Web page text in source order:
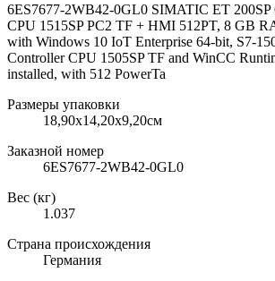
6ES7677-2WB42-0GL0 SIMATIC ET 200SP
CPU 1515SP PC2 TF + HMI 512PT, 8 GB
with Windows 10 IoT Enterprise 64-bit, S7-
Controller CPU 1505SP TF and WinCC
installed, with 512 PowerTa
Размеры упаковки
18,90х14,20х9,20см
Заказной номер
6ES7677-2WB42-0GL0
Вес (кг)
1.037
Страна происхождения
Германия